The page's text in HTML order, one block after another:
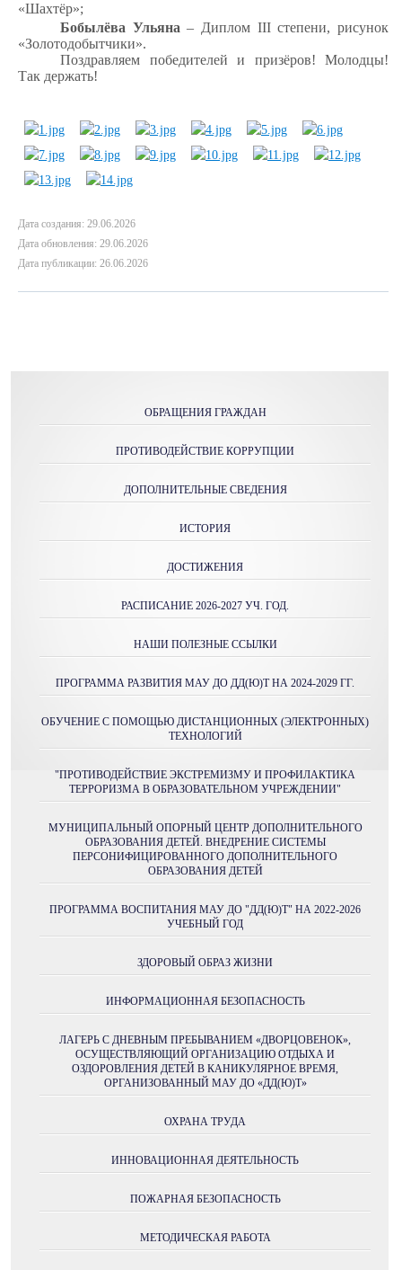
«Шахтёр»;
Бобылёва Ульяна – Диплом IIIстепени, рисунок
«Золотодобытчики».
Поздравляем победителей и призёров! Молодцы!
Так держать!
Дата создания: 29.06.2026
Дата обновления: 29.06.2026
Дата публикации: 26.06.2026
ОБРАЩЕНИЯ ГРАЖДАН
ПРОТИВОДЕЙСТВИЕ КОРРУПЦИИ
ДОПОЛНИТЕЛЬНЫЕ СВЕДЕНИЯ
ИСТОРИЯ
ДОСТИЖЕНИЯ
РАСПИСАНИЕ 2026-2027 УЧ. ГОД.
НАШИ ПОЛЕЗНЫЕ ССЫЛКИ
ПРОГРАММА РАЗВИТИЯ МАУ ДО ДД(Ю)Т НА 2024-2029 ГГ.
ОБУЧЕНИЕ С ПОМОЩЬЮ ДИСТАНЦИОННЫХ (ЭЛЕКТРОННЫХ)
ТЕХНОЛОГИЙ
"ПРОТИВОДЕЙСТВИЕ ЭКСТРЕМИЗМУ И ПРОФИЛАКТИКА
ТЕРРОРИЗМА В ОБРАЗОВАТЕЛЬНОМ УЧРЕЖДЕНИИ"
МУНИЦИПАЛЬНЫЙ ОПОРНЫЙ ЦЕНТР ДОПОЛНИТЕЛЬНОГО
ОБРАЗОВАНИЯ ДЕТЕЙ. ВНЕДРЕНИЕ СИСТЕМЫ
ПЕРСОНИФИЦИРОВАННОГО ДОПОЛНИТЕЛЬНОГО
ОБРАЗОВАНИЯ ДЕТЕЙ
ПРОГРАММА ВОСПИТАНИЯ МАУ ДО "ДД(Ю)Т" НА 2022-2026
УЧЕБНЫЙ ГОД
ЗДОРОВЫЙ ОБРАЗ ЖИЗНИ
ИНФОРМАЦИОННАЯ БЕЗОПАСНОСТЬ
ЛАГЕРЬ С ДНЕВНЫМ ПРЕБЫВАНИЕМ «ДВОРЦОВЕНОК»,
ОСУЩЕСТВЛЯЮЩИЙ ОРГАНИЗАЦИЮ ОТДЫХА И
ОЗДОРОВЛЕНИЯ ДЕТЕЙ В КАНИКУЛЯРНОЕ ВРЕМЯ,
ОРГАНИЗОВАННЫЙ МАУ ДО «ДД(Ю)Т»
ОХРАНА ТРУДА
ИННОВАЦИОННАЯ ДЕЯТЕЛЬНОСТЬ
ПОЖАРНАЯ БЕЗОПАСНОСТЬ
МЕТОДИЧЕСКАЯ РАБОТА